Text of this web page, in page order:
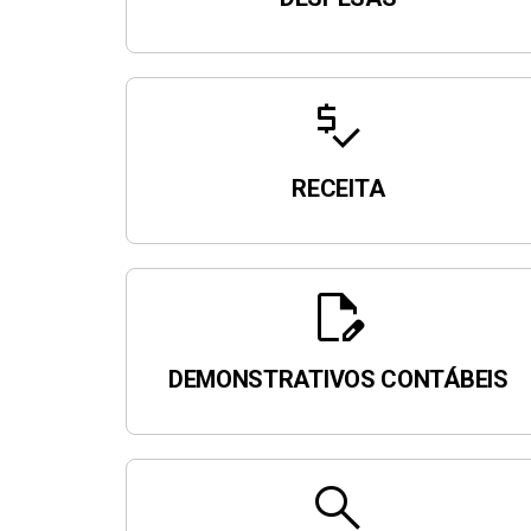
price_check
RECEITA
edit_document
DEMONSTRATIVOS CONTÁBEIS
search